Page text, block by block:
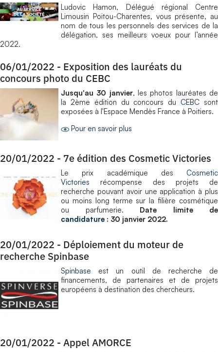
Ludovic Hamon, Délégué régional Centre
Limousin Poitou-Charentes, vous présente, au
nom de tous les personnels des services de la
délégation, ses meilleurs voeux pour l’année
2022.
06/01/2022 - Exposition des lauréats du
concours photo du CEBC
Jusqu'au 30 janvier, les photos lauréates de
la 2ème édition du concours du CEBC sont
exposées à l'Espace Mendès France à Poitiers.
Pour en savoir plus
20/01/2022 - 7e édition des Cosmetic Victories
Le prix académique des Cosmetic
Victories récompense des projets de
recherche pouvant avoir une application à plus
ou moins long terme sur la filière cosmétique
ou parfumerie. Date limite de
candidature : 30 janvier 2022.
20/01/2022 - Déploiement du moteur de
recherche Spinbase
​Spinbase est un outil de recherche de
financements, de partenaires et de projets
européens à destination des chercheurs.
20/01/2022 - Appel AMORCE